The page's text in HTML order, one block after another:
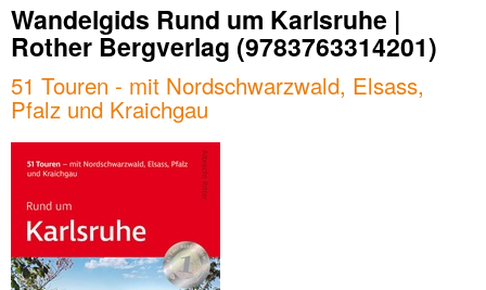
Wandelgids Rund um Karlsruhe |
Rother Bergverlag (9783763314201)
51 Touren - mit Nordschwarzwald, Elsass,
Pfalz und Kraichgau